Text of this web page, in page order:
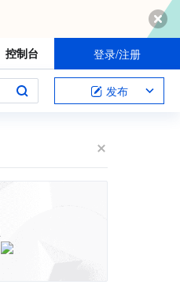
控制台 登录/注册
发布